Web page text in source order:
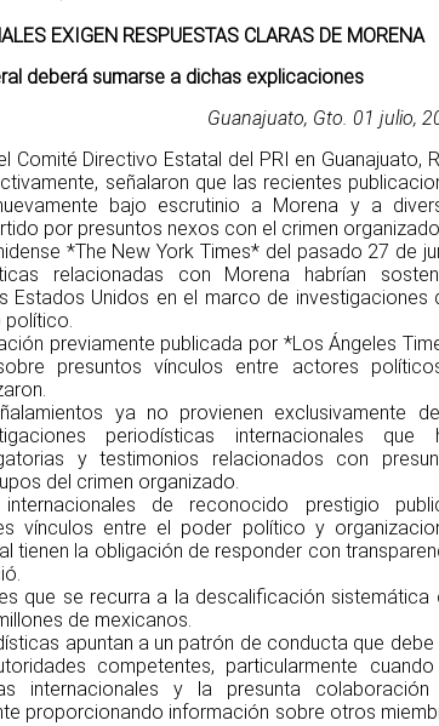
EXIGEN RESPUESTAS CLARAS DE MORENA
deberá sumarse a dichas explicaciones
Guanajuato, Gto. 01 julio,
Comité Directivo Estatal del PRI en Guanajuato,
señalaron que las recientes
bajo escrutinio a Morena y a
por presuntos nexos con el crimen
*The New York Times* del pasado 27 de
relacionadas con Morena habrían
Unidos en el marco de investigaciones
político.
previamente publicada por *Los Ángeles
presuntos vínculos entre actores
ya no provienen exclusivamente
periodísticas internacionales que
y testimonios relacionados con
del crimen organizado.
de reconocido prestigio
vínculos entre el poder político y
tienen la obligación de responder con
que se recurra a la descalificación sistemática
de mexicanos.
apuntan a un patrón de conducta que debe
competentes, particularmente
internacionales y la presunta colaboración
proporcionando información sobre otros